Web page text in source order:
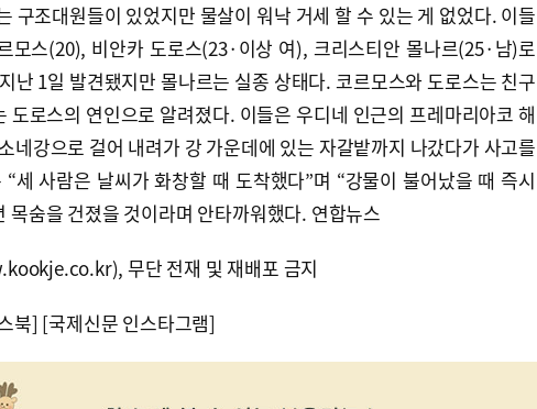
구조대원들이 있었지만 물살이 워낙 거세 할 수 있는 게 없었다. 이들
모스(20), 비안카 도로스(23·이상 여), 크리스티안 몰나르(25·남)로
난 1일 발견됐지만 몰나르는 실종 상태다. 코르모스와 도로스는 친구
도로스의 연인으로 알려졌다. 이들은 우디네 인근의 프레마리아코 해
네강으로 걸어 내려가 강 가운데에 있는 자갈밭까지 나갔다가 사고를
세 사람은 날씨가 화창할 때 도착했다”며 “강물이 불어났을 때 즉시
목숨을 건졌을 것이라며 안타까워했다. 연합뉴스
무단 전재 및 재배포 금지
북] [국제신문 인스타그램]